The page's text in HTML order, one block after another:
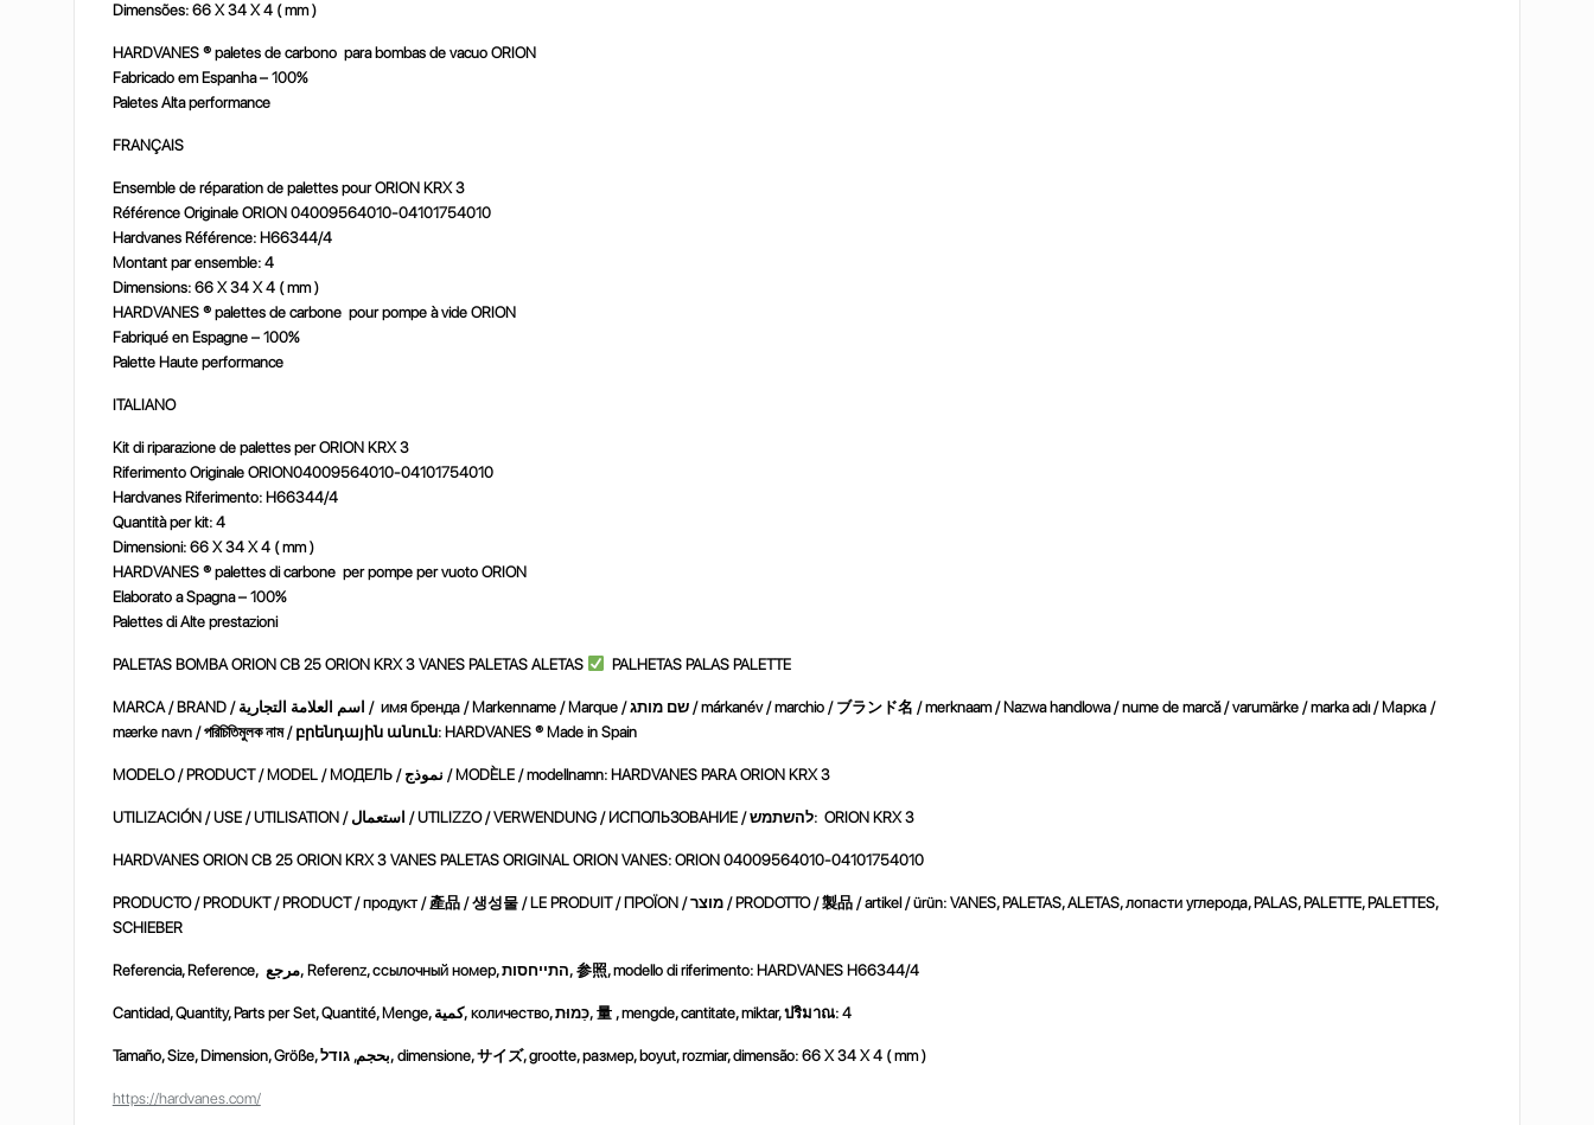
Dimensões: 66 X 34 X 4 ( mm )
HARDVANES ® paletes de carbono para bombas de vacuo ORION
Fabricado em Espanha – 100%
Paletes Alta performance
FRANÇAIS
Ensemble de réparation de palettes pour ORION KRX 3
Référence Originale ORION 04009564010-04101754010
Hardvanes Référence: H66344/4
Montant par ensemble: 4
Dimensions: 66 X 34 X 4 ( mm )
HARDVANES ® palettes de carbone pour pompe à vide ORION
Fabriqué en Espagne – 100%
Palette Haute performance
ITALIANO
Kit di riparazione de palettes per ORION KRX 3
Riferimento Originale ORION04009564010-04101754010
Hardvanes Riferimento: H66344/4
Quantità per kit: 4
Dimensioni: 66 X 34 X 4 ( mm )
HARDVANES ® palettes di carbone per pompe per vuoto ORION
Elaborato a Spagna – 100%
Palettes di Alte prestazioni
PALETAS BOMBA ORION CB 25 ORION KRX 3 VANES PALETAS ALETAS PALHETAS PALAS PALETTE
MARCA / BRAND / اسم العلامة التجارية / имя бренда / Markenname / Marque / שםמותג / márkanév / marchio / ブランド名 / merknaam / Nazwa handlowa / nume de marcă / varumärke / marka adı / Марка /
mærke navn /পরিচিতিমুলক নাম/ բրենդային անուն: HARDVANES ® Made in Spain
MODELO / PRODUCT / MODEL / МОДЕЛЬ / نموذج / MODÈLE / modellnamn: HARDVANES PARA ORION KRX 3
UTILIZACIÓN / USE / UTILISATION / استعمال / UTILIZZO / VERWENDUNG / ИСПОЛЬЗОВАНИЕ / להשתמש: ORION KRX 3
HARDVANES ORION CB 25 ORION KRX 3 VANES PALETAS ORIGINAL ORION VANES: ORION 04009564010-04101754010
PRODUCTO / PRODUKT / PRODUCT / продукт /產品/생성물 / LE PRODUIT / ΠΡΟΪΟΝ / מוצר / PRODOTTO /製品/ artikel / ürün: VANES, PALETAS, ALETAS, лопасти углерода, PALAS, PALETTE, PALETTES,
SCHIEBER
Referencia, Reference, مرجع, Referenz, ссылочный номер, התייחסות, 参照, modello di riferimento: HARDVANES H66344/4
Cantidad, Quantity, Parts per Set, Quantité, Menge, كمية, количество, כַּמוּת, 量, mengde, cantitate, miktar,ปริมาณ: 4
Tamaño, Size, Dimension, Größe, بحجم, גודל, dimensione,サイズ, grootte, размер, boyut, rozmiar, dimensão: 66 X 34 X 4 ( mm )
https://hardvanes.com/